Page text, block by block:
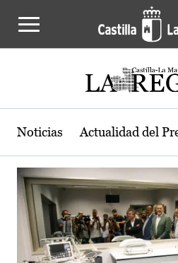
Actualidad de la
Noticias Actualidad del